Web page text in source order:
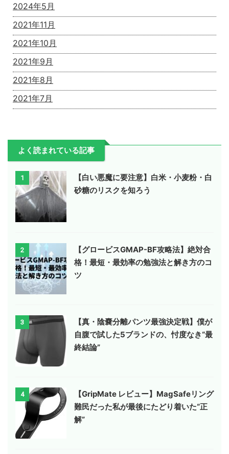
2024年5月
2021年11月
2021年10月
2021年9月
2021年8月
2021年7月
よく読まれている記事
1
【白い悪魔に要注意】白米・小麦粉・白
砂糖のリスクを知ろう
2
【グロービスGMAP-BF攻略法】絶対合
格！最短・最効率の勉強法と解き方のコ
ツ
3
【真・陰嚢分離パンツ最強決定戦】僕が
自腹で試した5ブランドの、忖度なき“最
終結論”
4
【GripMate レビュー】MagSafeリング
難民だった私が最後にたどり着いた“正
解”